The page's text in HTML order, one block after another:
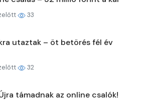
33
utaztak – öt betörés fél év
32
támadnak az online csalók!